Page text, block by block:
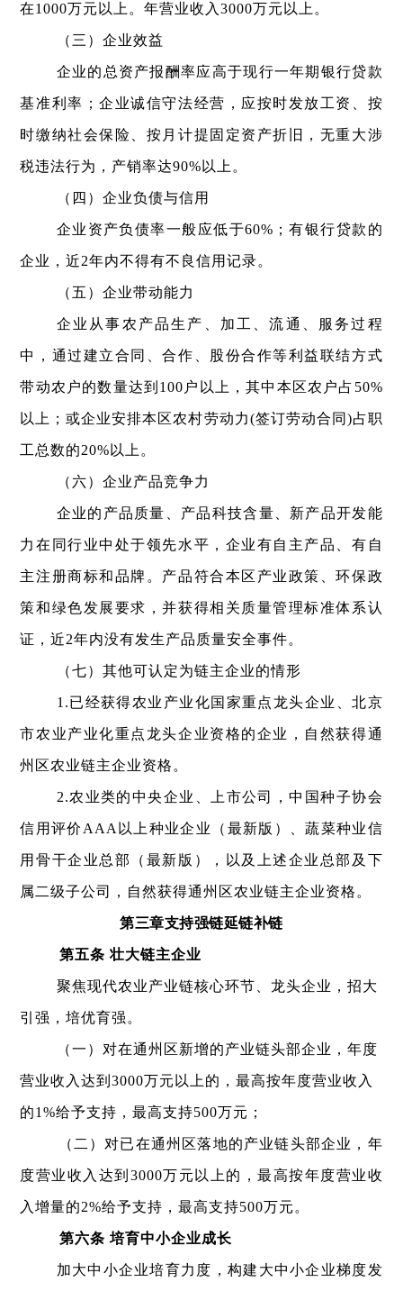
在1000万元以上。年营业收入3000万元以上。
（三）企业效益
企业的总资产报酬率应高于现行一年期银行贷款
基准利率；企业诚信守法经营，应按时发放工资、按
时缴纳社会保险、按月计提固定资产折旧，无重大涉
税违法行为，产销率达90%以上。
（四）企业负债与信用
企业资产负债率一般应低于60%；有银行贷款的
企业，近2年内不得有不良信用记录。
（五）企业带动能力
企业从事农产品生产、加工、流通、服务过程
中，通过建立合同、合作、股份合作等利益联结方式
带动农户的数量达到100户以上，其中本区农户占50%
以上；或企业安排本区农村劳动力(签订劳动合同)占职
工总数的20%以上。
（六）企业产品竞争力
企业的产品质量、产品科技含量、新产品开发能
力在同行业中处于领先水平，企业有自主产品、有自
主注册商标和品牌。产品符合本区产业政策、环保政
策和绿色发展要求，并获得相关质量管理标准体系认
证，近2年内没有发生产品质量安全事件。
（七）其他可认定为链主企业的情形
1.已经获得农业产业化国家重点龙头企业、北京
市农业产业化重点龙头企业资格的企业，自然获得通
州区农业链主企业资格。
2.农业类的中央企业、上市公司，中国种子协会
信用评价AAA以上种业企业（最新版）、蔬菜种业信
用骨干企业总部（最新版），以及上述企业总部及下
属二级子公司，自然获得通州区农业链主企业资格。
第三章支持强链延链补链
第五条 壮大链主企业
聚焦现代农业产业链核心环节、龙头企业，招大
引强，培优育强。
（一）对在通州区新增的产业链头部企业，年度
营业收入达到3000万元以上的，最高按年度营业收入
的1%给予支持，最高支持500万元；
（二）对已在通州区落地的产业链头部企业，年
度营业收入达到3000万元以上的，最高按年度营业收
入增量的2%给予支持，最高支持500万元。
第六条 培育中小企业成长
加大中小企业培育力度，构建大中小企业梯度发